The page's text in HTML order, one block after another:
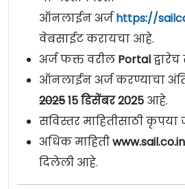
ऑनलाईन अर्जhttps://
वेबसाईट करायचा आहे.
अर्ज फक्त वरील Portal
ऑनलाईन अर्ज करण्याचा
202515 डिसेंबर 2025 आहे.
सविस्तर माहितीसाठी कृपया
अधिक माहितीwww.sail.co.in
दिलेली आहे.